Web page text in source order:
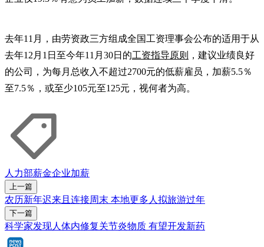
去年11月，由劳资政三方组成全国工资理事会公布的适用于从
去年12月1日至今年11月30日的工资指导原则
，建议业绩良好
的公司，为每月总收入不超过2700元的低薪雇员，加薪5.5％
至7.5％，或至少105元至125元，视何者为高。
人力部薪金企业加薪
上一篇
农历新年迟来且连接周末 本地更多人拟旅游过年
下一篇
科学家发现人体内修复关节炎物质 有望开发新药